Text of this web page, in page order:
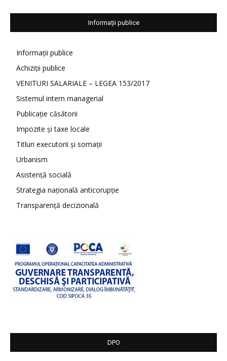
Informații publice
Informații publice
Achiziții publice
VENITURI SALARIALE – LEGEA 153/2017
Sistemul intern managerial
Publicație căsătorii
Impozite și taxe locale
Titluri executorii și somații
Urbanism
Asistență socială
Strategia națională anticorupție
Transparență decizională
DPO